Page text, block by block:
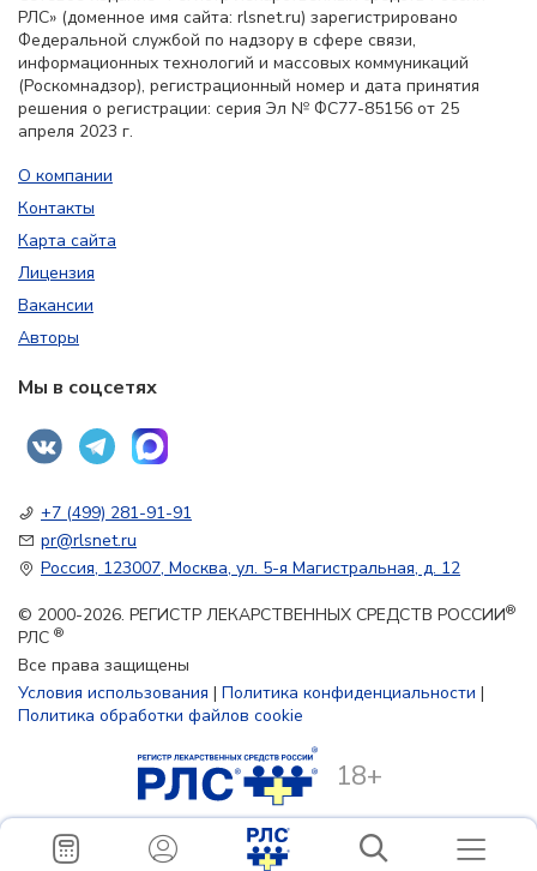
РЛС» (доменное имя сайта: rlsnet.ru) зарегистрировано
Федеральной службой по надзору в сфере связи,
информационных технологий и массовых коммуникаций
(Роскомнадзор), регистрационный номер и дата принятия
решения о регистрации: серия Эл № ФС77-85156 от 25
апреля 2023 г.
О компании
Контакты
Карта сайта
Лицензия
Вакансии
Авторы
Мы в соцсетях
+7 (499) 281-91-91
pr@rlsnet.ru
Россия, 123007, Москва, ул. 5-я Магистральная, д. 12
© 2000-2026. РЕГИСТР ЛЕКАРСТВЕННЫХ СРЕДСТВ РОССИИ®
РЛС ®
Все права защищены
Условия использования | Политика конфиденциальности |
Политика обработки файлов cookie
18+